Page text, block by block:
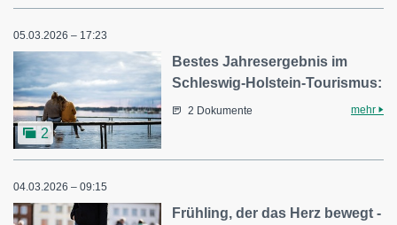
05.03.2026 – 17:23
2
Bestes Jahresergebnis im
Schleswig-Holstein-Tourismus:
2 Dokumente mehr
04.03.2026 – 09:15
Frühling, der das Herz bewegt -